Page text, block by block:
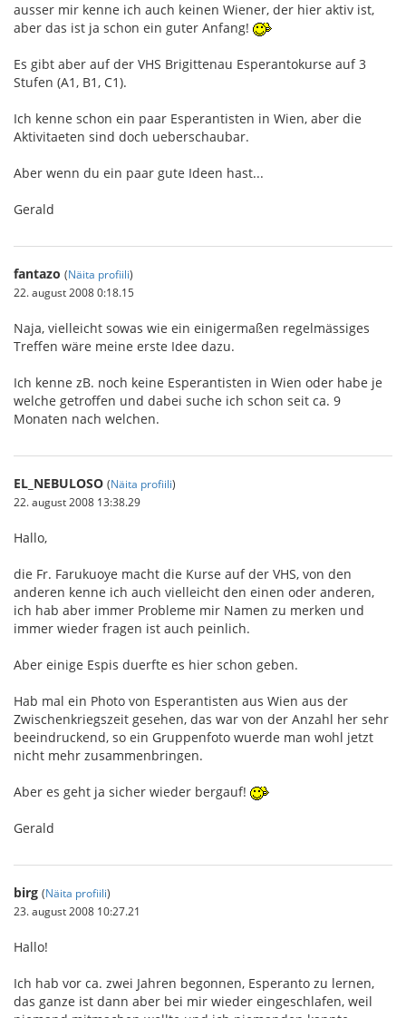
ausser mir kenne ich auch keinen Wiener, der hier aktiv ist,
aber das ist ja schon ein guter Anfang!
Es gibt aber auf der VHS Brigittenau Esperantokurse auf 3
Stufen (A1, B1, C1).
Ich kenne schon ein paar Esperantisten in Wien, aber die
Aktivitaeten sind doch ueberschaubar.
Aber wenn du ein paar gute Ideen hast...
Gerald
fantazo (Näita profiili)
22. august 2008 0:18.15
Naja, vielleicht sowas wie ein einigermaßen regelmässiges
Treffen wäre meine erste Idee dazu.
Ich kenne zB. noch keine Esperantisten in Wien oder habe je
welche getroffen und dabei suche ich schon seit ca. 9
Monaten nach welchen.
EL_NEBULOSO (Näita profiili)
22. august 2008 13:38.29
Hallo,
die Fr. Farukuoye macht die Kurse auf der VHS, von den
anderen kenne ich auch vielleicht den einen oder anderen,
ich hab aber immer Probleme mir Namen zu merken und
immer wieder fragen ist auch peinlich.
Aber einige Espis duerfte es hier schon geben.
Hab mal ein Photo von Esperantisten aus Wien aus der
Zwischenkriegszeit gesehen, das war von der Anzahl her sehr
beeindruckend, so ein Gruppenfoto wuerde man wohl jetzt
nicht mehr zusammenbringen.
Aber es geht ja sicher wieder bergauf!
Gerald
birg (Näita profiili)
23. august 2008 10:27.21
Hallo!
Ich hab vor ca. zwei Jahren begonnen, Esperanto zu lernen,
das ganze ist dann aber bei mir wieder eingeschlafen, weil